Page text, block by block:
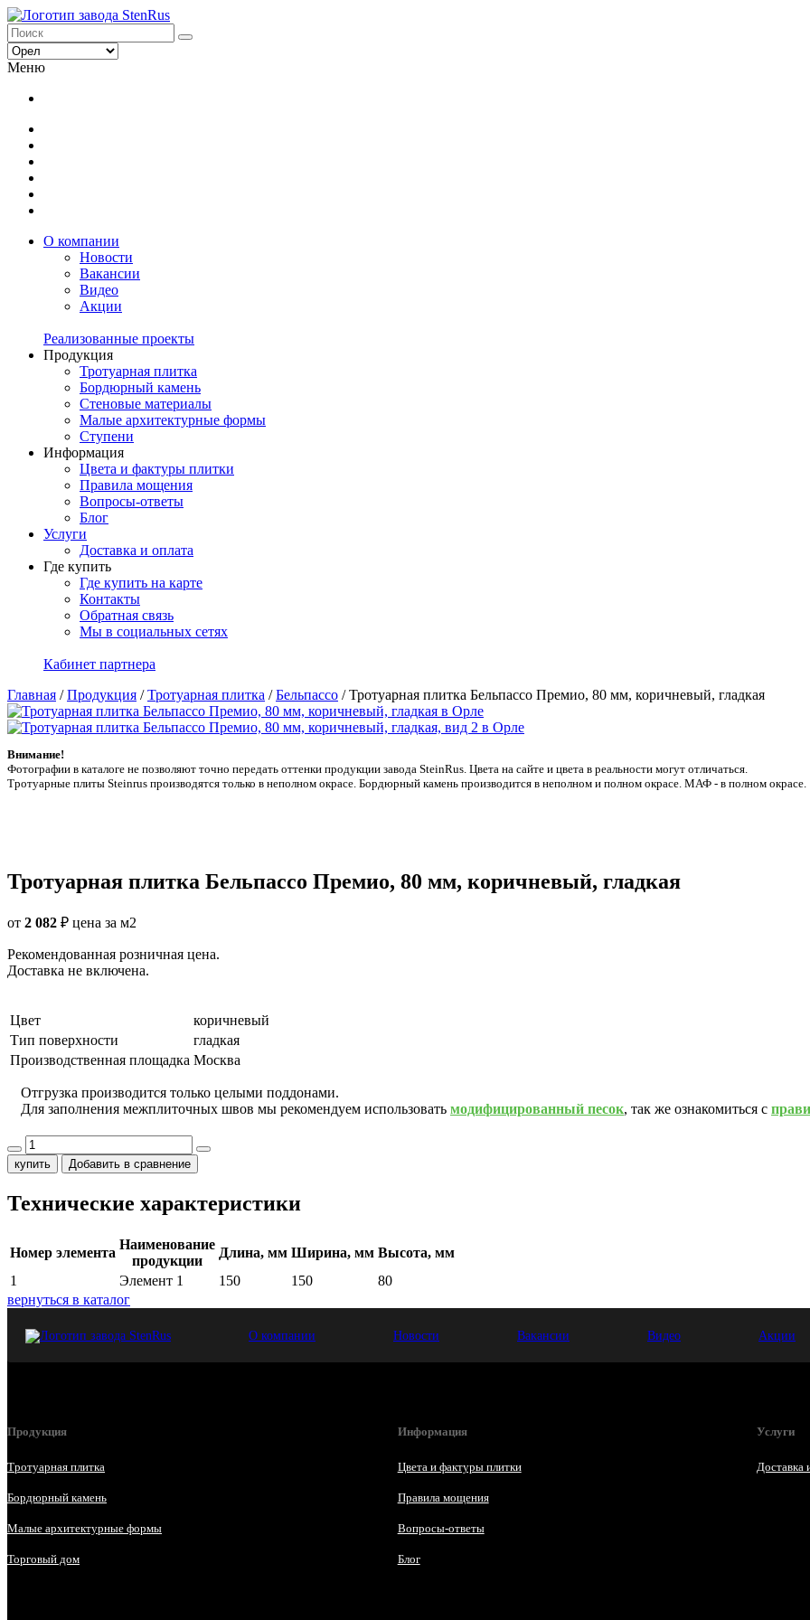
Меню
О компании
Новости
Вакансии
Видео
Акции
Реализованные проекты
Продукция
Тротуарная плитка
Бордюрный камень
Стеновые материалы
Малые архитектурные формы
Ступени
Информация
Цвета и фактуры плитки
Правила мощения
Вопросы-ответы
Блог
Услуги
Доставка и оплата
Где купить
Где купить на карте
Контакты
Обратная связь
Мы в социальных сетях
Кабинет партнера
Главная /Продукция /Тротуарная плитка /Бельпассо /Тротуарная плитка Бельпассо Премио, 80 мм, коричневый, гладкая
Внимание!
Фотографии в каталоге не позволяют точно передать оттенки продукции заводa SteinRus. Цвета на сайте и цвета в реальности могут отличаться.
Тротуарные плиты Steinrus производятся только в неполном окрасе. Бордюрный камень производится в неполном и полном окрасе. МАФ - в полном окрасе.
Тротуарная плитка Бельпассо Премио, 80 мм, коричневый, гладкая
от 2 082 ₽ цена за м2
Рекомендованная розничная цена.
Доставка не включена.
Цвет
коричневый
Тип поверхности
гладкая
Производственная площадка Москва
Отгрузка производится только целыми поддонами.
Для заполнения межплиточных швов мы рекомендуем использовать модифицированный песок, так же ознакомиться с
купить Добавить в сравнение
Технические характеристики
Номер элемента
Наименование
продукции
Длина, мм Ширина, мм Высота, мм
1
Элемент 1 150 150
80
вернуться в каталог
О компании Новости Вакансии Видео Акции
Продукция
Тротуарная плитка
Бордюрный камень
Малые архитектурные формы
Торговый дом
Информация
Цвета и фактуры плитки
Правила мощения
Вопросы-ответы
Блог
Услуги
Доставка